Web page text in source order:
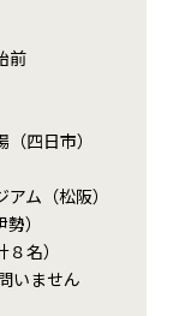
前
日市）
（松阪）
）
名）
いません